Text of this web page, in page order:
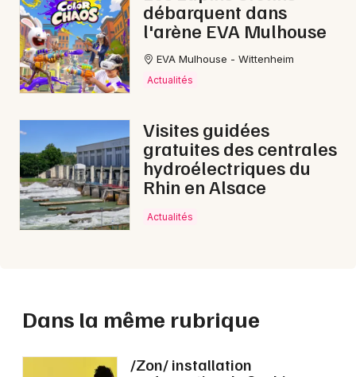
débarquent dans
l'arène EVA Mulhouse
EVA Mulhouse - Wittenheim
Actualités
Visites guidées
gratuites des centrales
hydroélectriques du
Rhin en Alsace
Actualités
Dans la même rubrique
/Zon/ installation